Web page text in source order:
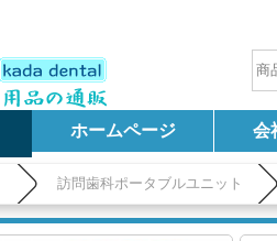
ホームページ 会
訪問歯科ポータブルユニット